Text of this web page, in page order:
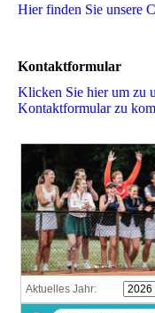
Hier finden Sie unsere
Kontaktformular
Klicken Sie hier um zu
Kon­takt­for­mu­lar zu